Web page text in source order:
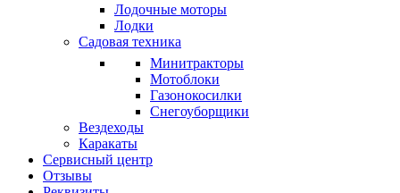
Лодочные моторы
Лодки
Садовая техника
Минитракторы
Мотоблоки
Газонокосилки
Снегоуборщики
Вездеходы
Каракаты
Сервисный центр
Отзывы